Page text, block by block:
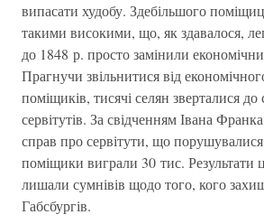
випасати худобу. Здебільшого
такими високими, що, як здавалося,
до 1848 р. просто замінили
Прагнучи звільнитися від
поміщиків, тисячі селян зверталися до
сервітутів. За свідченням Івана
справ про сервітути, що
поміщики виграли 30 тис. Результати
лишали сумнівів щодо того, кого
Габсбургів.